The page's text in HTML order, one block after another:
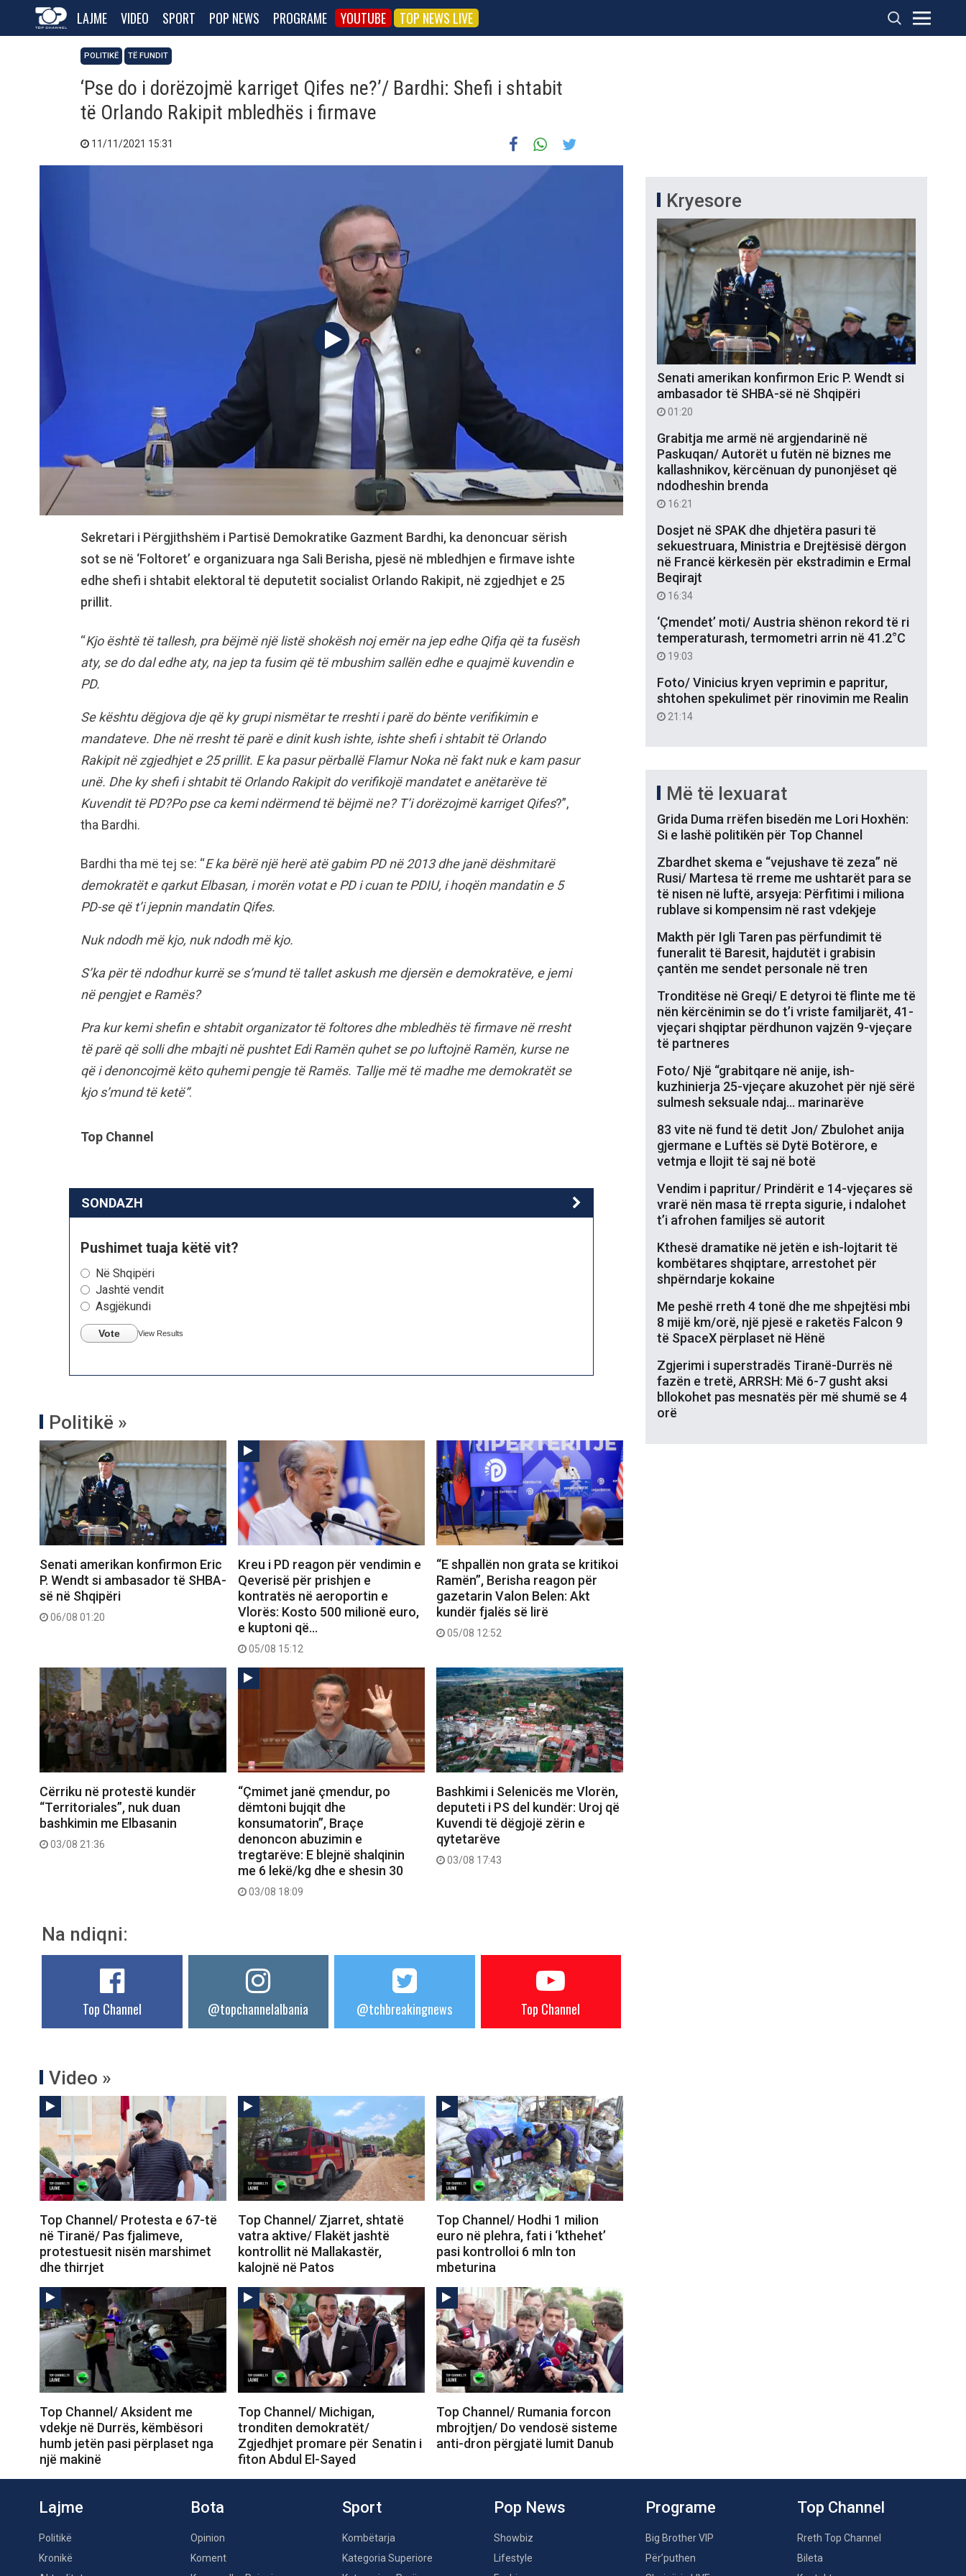
LAJME VIDEO SPORT POP NEWS PROGRAME YOUTUBE TOP NEWS LIVE
POLITIKË TË FUNDIT
‘Pse do i dorëzojmë karriget Qifes ne?’/ Bardhi: Shefi i shtabit
të Orlando Rakipit mbledhës i firmave
11/11/2021 15:31
Sekretari i Përgjithshëm i Partisë Demokratike Gazment Bardhi, ka denoncuar sërish
sot se në ‘Foltoret’ e organizuara nga Sali Berisha, pjesë në mbledhjen e firmave ishte
edhe shefi i shtabit elektoral të deputetit socialist Orlando Rakipit, në zgjedhjet e 25
prillit.
“Kjo është të tallesh, pra bëjmë një listë shokësh noj emër na jep edhe Qifja që ta fusësh
aty, se do dal edhe aty, na jep ta fusim që të mbushim sallën edhe e quajmë kuvendin e
PD.
Se kështu dëgjova dje që ky grupi nismëtar te rreshti i parë do bënte verifikimin e
mandateve. Dhe në rresht të parë e dinit kush ishte, ishte shefi i shtabit të Orlando
Rakipit në zgjedhjet e 25 prillit. E ka pasur përballë Flamur Noka në fakt nuk e kam pasur
unë. Dhe ky shefi i shtabit të Orlando Rakipit do verifikojë mandatet e anëtarëve të
Kuvendit të PD?Po pse ca kemi ndërmend të bëjmë ne? T’i dorëzojmë karriget Qifes?”,
tha Bardhi.
Bardhi tha më tej se: “E ka bërë një herë atë gabim PD në 2013 dhe janë dëshmitarë
demokratët e qarkut Elbasan, i morën votat e PD i cuan te PDIU, i hoqën mandatin e 5
PD-se që t’i jepnin mandatin Qifes.
Nuk ndodh më kjo, nuk ndodh më kjo.
S’ka për të ndodhur kurrë se s’mund të tallet askush me djersën e demokratëve, e jemi
në pengjet e Ramës?
Pra kur kemi shefin e shtabit organizator të foltores dhe mbledhës të firmave në rresht
të parë që solli dhe mbajti në pushtet Edi Ramën quhet se po luftojnë Ramën, kurse ne
që i denoncojmë këto quhemi pengje të Ramës. Tallje më të madhe me demokratët se
kjo s’mund të ketë”.
Top Channel
SONDAZH
Pushimet tuaja këtë vit?
Në Shqipëri
Jashtë vendit
Asgjëkundi
Vote View Results
Politikë »
Senati amerikan konfirmon Eric
P. Wendt si ambasador të SHBA-
së në Shqipëri
06/08 01:20
Kreu i PD reagon për vendimin e
Qeverisë për prishjen e
kontratës në aeroportin e
Vlorës: Kosto 500 milionë euro,
e kuptoni që…
05/08 15:12
“E shpallën non grata se kritikoi
Ramën”, Berisha reagon për
gazetarin Valon Belen: Akt
kundër fjalës së lirë
05/08 12:52
Cërriku në protestë kundër
“Territoriales”, nuk duan
bashkimin me Elbasanin
03/08 21:36
“Çmimet janë çmendur, po
dëmtoni bujqit dhe
konsumatorin”, Braçe
denoncon abuzimin e
tregtarëve: E blejnë shalqinin
me 6 lekë/kg dhe e shesin 30
03/08 18:09
Bashkimi i Selenicës me Vlorën,
deputeti i PS del kundër: Uroj që
Kuvendi të dëgjojë zërin e
qytetarëve
03/08 17:43
Na ndiqni:
Top Channel @topchannelalbania @tchbreakingnews Top Channel
Video »
Top Channel/ Protesta e 67-të
në Tiranë/ Pas fjalimeve,
protestuesit nisën marshimet
dhe thirrjet
Top Channel/ Zjarret, shtatë
vatra aktive/ Flakët jashtë
kontrollit në Mallakastër,
kalojnë në Patos
Top Channel/ Hodhi 1 milion
euro në plehra, fati i ‘kthehet’
pasi kontrolloi 6 mln ton
mbeturina
Top Channel/ Aksident me
vdekje në Durrës, këmbësori
humb jetën pasi përplaset nga
një makinë
Top Channel/ Michigan,
tronditen demokratët/
Zgjedhjet promare për Senatin i
fiton Abdul El-Sayed
Top Channel/ Rumania forcon
mbrojtjen/ Do vendosë sisteme
anti-dron përgjatë lumit Danub
Kryesore
Senati amerikan konfirmon Eric P. Wendt si
ambasador të SHBA-së në Shqipëri
01:20
Grabitja me armë në argjendarinë në
Paskuqan/ Autorët u futën në biznes me
kallashnikov, kërcënuan dy punonjëset që
ndodheshin brenda
16:21
Dosjet në SPAK dhe dhjetëra pasuri të
sekuestruara, Ministria e Drejtësisë dërgon
në Francë kërkesën për ekstradimin e Ermal
Beqirajt
16:34
‘Çmendet’ moti/ Austria shënon rekord të ri
temperaturash, termometri arrin në 41.2°C
19:03
Foto/ Vinicius kryen veprimin e papritur,
shtohen spekulimet për rinovimin me Realin
21:14
Më të lexuarat
Grida Duma rrëfen bisedën me Lori Hoxhën:
Si e lashë politikën për Top Channel
Zbardhet skema e “vejushave të zeza” në
Rusi/ Martesa të rreme me ushtarët para se
të nisen në luftë, arsyeja: Përfitimi i miliona
rublave si kompensim në rast vdekjeje
Makth për Igli Taren pas përfundimit të
funeralit të Baresit, hajdutët i grabisin
çantën me sendet personale në tren
Tronditëse në Greqi/ E detyroi të flinte me të
nën kërcënimin se do t’i vriste familjarët, 41-
vjeçari shqiptar përdhunon vajzën 9-vjeçare
të partneres
Foto/ Një “grabitqare në anije, ish-
kuzhinierja 25-vjeçare akuzohet për një sërë
sulmesh seksuale ndaj… marinarëve
83 vite në fund të detit Jon/ Zbulohet anija
gjermane e Luftës së Dytë Botërore, e
vetmja e llojit të saj në botë
Vendim i papritur/ Prindërit e 14-vjeçares së
vrarë nën masa të rrepta sigurie, i ndalohet
t’i afrohen familjes së autorit
Kthesë dramatike në jetën e ish-lojtarit të
kombëtares shqiptare, arrestohet për
shpërndarje kokaine
Me peshë rreth 4 tonë dhe me shpejtësi mbi
8 mijë km/orë, një pjesë e raketës Falcon 9
të SpaceX përplaset në Hënë
Zgjerimi i superstradës Tiranë-Durrës në
fazën e tretë, ARRSH: Më 6-7 gusht aksi
bllokohet pas mesnatës për më shumë se 4
orë
Lajme
Politikë
Kronikë
Bota
Opinion
Koment
Sport
Kombëtarja
Kategoria Superiore
Pop News
Showbiz
Lifestyle
Programe
Big Brother VIP
Për’puthen
Top Channel
Rreth Top Channel
Bileta